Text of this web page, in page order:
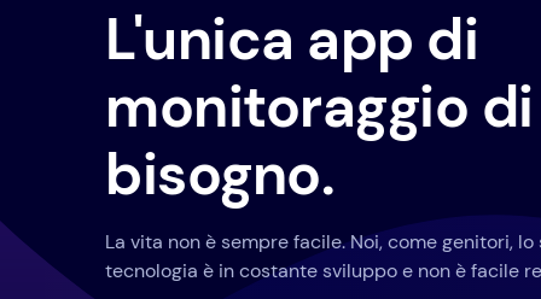
L'unica app di
monitoraggio
bisogno.
La vita non è sempre facile. Noi, come genitori,
tecnologia è in costante sviluppo e non è facile